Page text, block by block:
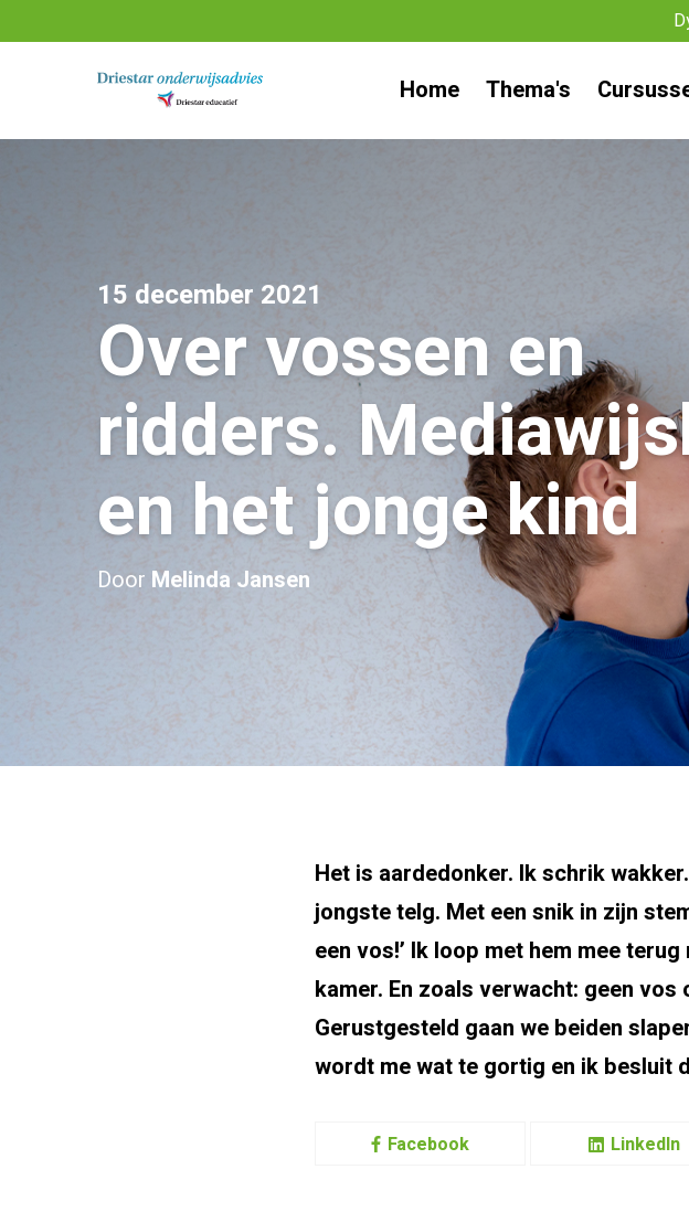
Home Thema's
15 december 2021
Over vossen en
ridders.
en het jonge kind
Door Melinda Jansen
Het is aardedonker. Ik schrik
jongste telg. Met een snik in zijn
een vos!’ Ik loop met hem mee
kamer. En zoals verwacht: geen
Gerustgesteld gaan we beiden
wordt me wat te gortig en ik besluit
Facebook LinkedIn